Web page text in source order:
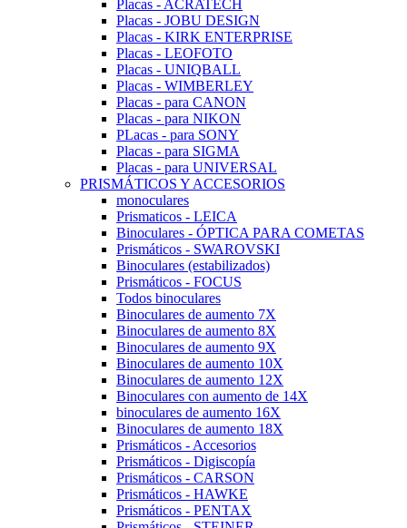
Placas - ACRATECH
Placas - JOBU DESIGN
Placas - KIRK ENTERPRISE
Placas - LEOFOTO
Placas - UNIQBALL
Placas - WIMBERLEY
Placas - para CANON
Placas - para NIKON
PLacas - para SONY
Placas - para SIGMA
Placas - para UNIVERSAL
PRISMÁTICOS Y ACCESORIOS
monoculares
Prismaticos - LEICA
Binoculares - ÓPTICA PARA COMETAS
Prismáticos - SWAROVSKI
Binoculares (estabilizados)
Prismáticos - FOCUS
Todos binoculares
Binoculares de aumento 7X
Binoculares de aumento 8X
Binoculares de aumento 9X
Binoculares de aumento 10X
Binoculares de aumento 12X
Binoculares con aumento de 14X
binoculares de aumento 16X
Binoculares de aumento 18X
Prismáticos - Accesorios
Prismáticos - Digiscopía
Prismáticos - CARSON
Prismáticos - HAWKE
Prismáticos - PENTAX